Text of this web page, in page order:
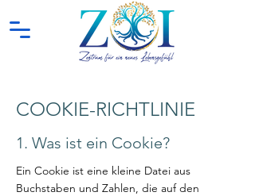
COOKIE-RICHTLINIE
1. Was ist ein Cookie?
Ein Cookie ist eine kleine Datei aus
Buchstaben und Zahlen, die auf den